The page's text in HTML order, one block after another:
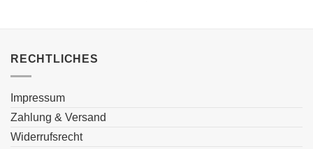
RECHTLICHES
Impressum
Zahlung & Versand
Widerrufsrecht